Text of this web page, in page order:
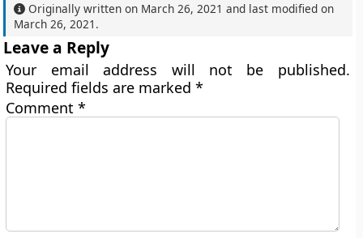
Originally written on March 26, 2021 and last modified on
March 26, 2021 .
Leave a Reply
Your email address will not be published.
Required fields are marked*
Comment*